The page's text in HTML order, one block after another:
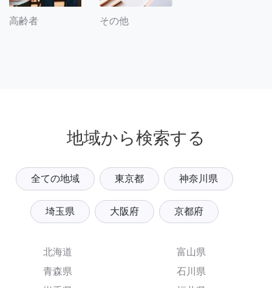
高齢者 その他
地域から検索する
全ての地域 東京都 神奈川県
埼玉県 大阪府 京都府
北海道
青森県
富山県
石川県